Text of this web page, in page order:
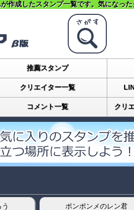
作成したスタンプ一覧です。気になっ
推薦スタンプ
クリエイター一覧
コメント一覧 クリ
士山キャラの癒し系スタンプ